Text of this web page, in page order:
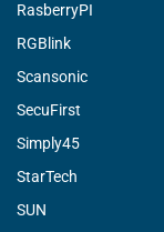
RasberryPI
RGBlink
Scansonic
SecuFirst
Simply45
StarTech
SUN